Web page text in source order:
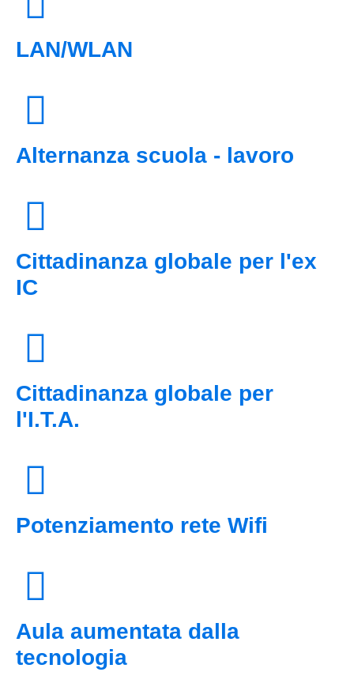
LAN/WLAN
Alternanza scuola - lavoro
Cittadinanza globale per l'ex
IC
Cittadinanza globale per
l'I.T.A.
Potenziamento rete Wifi
Aula aumentata dalla
tecnologia